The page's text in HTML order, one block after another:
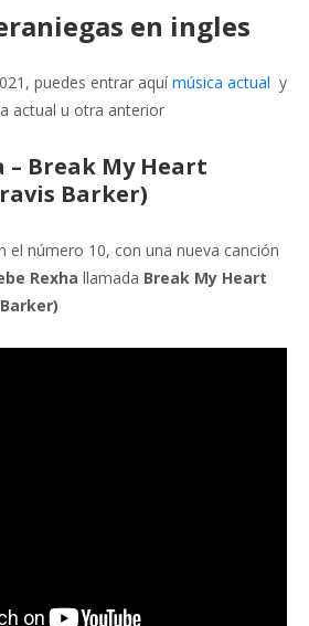
en ingles
puedes entrar aquímúsica actual y
actual u otra anterior
– Break My Heart
Barker)
el número 10, con una nueva canción
Rexha llamada Break My Heart